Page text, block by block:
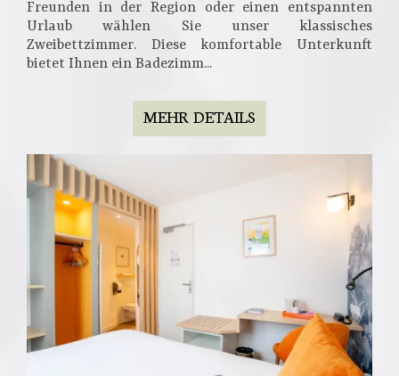
Freunden in der Region oder einen entspannten
Urlaub wählen Sie unser klassisches
Zweibettzimmer. Diese komfortable Unterkunft
bietet Ihnen ein Badezimm...
MEHR DETAILS